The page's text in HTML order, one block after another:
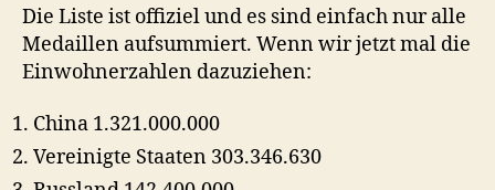
Die Liste ist offiziel und es sind einfach nur alle
Medaillen aufsummiert. Wenn wir jetzt mal die
Einwohnerzahlen dazuziehen:
China 1.321.000.000
Vereinigte Staaten 303.346.630